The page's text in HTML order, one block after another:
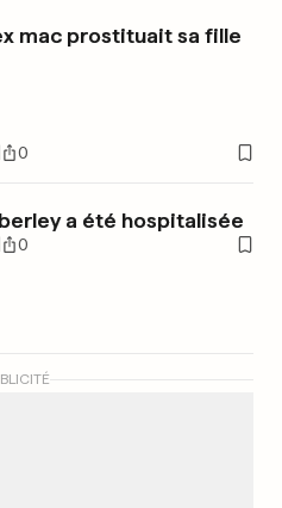
mac prostituait sa fille
0
a été hospitalisée
0